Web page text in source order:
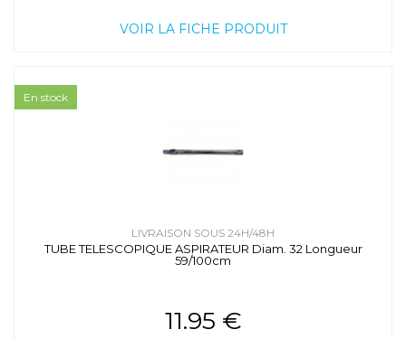
VOIR LA FICHE PRODUIT
LIVRAISON SOUS 24H/48H
TUBE TELESCOPIQUE ASPIRATEUR Diam. 32 Longueur
59/100cm
11.95 €
En stock